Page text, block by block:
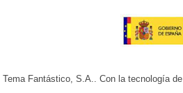
Tema Fantástico, S.A.. Con la tecnología de